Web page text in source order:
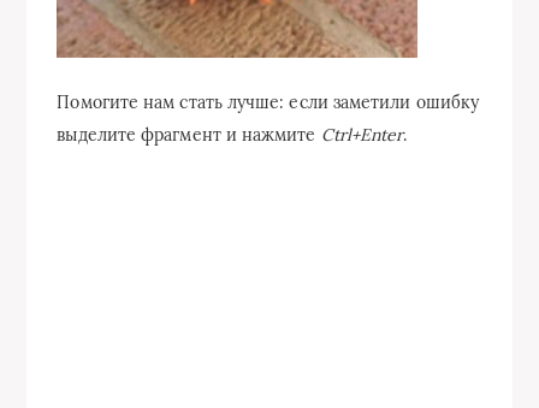
Помогите нам стать лучше: если заметили ошибку
выделите фрагмент и нажмите Ctrl+Enter.